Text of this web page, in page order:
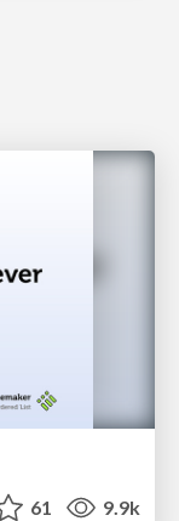
61 9.9k